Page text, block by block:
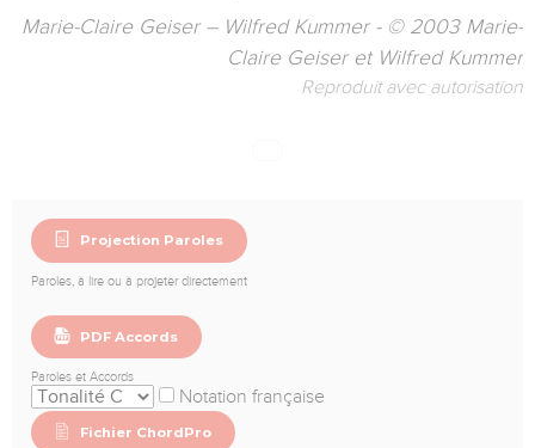
Marie-Claire Geiser – Wilfred Kummer - © 2003 Marie-
Claire Geiser et Wilfred Kummer
Reproduit avec autorisation
Projection Paroles
Paroles, à lire ou à projeter directement
PDF Accords
Paroles et Accords
Notation française
Fichier ChordPro